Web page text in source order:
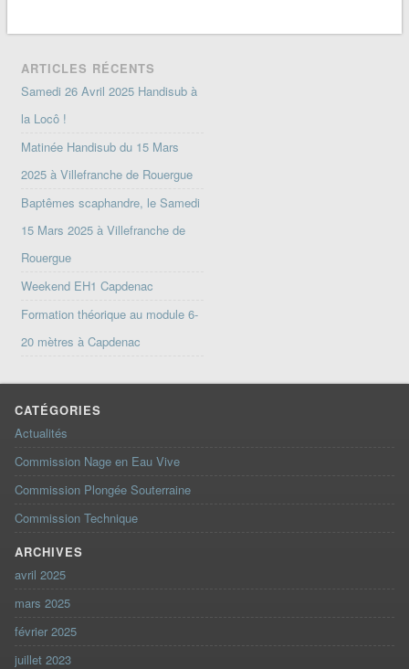
ARTICLES RÉCENTS
Samedi 26 Avril 2025 Handisub à
la Locô !
Matinée Handisub du 15 Mars
2025 à Villefranche de Rouergue
Baptêmes scaphandre, le Samedi
15 Mars 2025 à Villefranche de
Rouergue
Weekend EH1 Capdenac
Formation théorique au module 6-
20 mètres à Capdenac
CATÉGORIES
Actualités
Commission Nage en Eau Vive
Commission Plongée Souterraine
Commission Technique
ARCHIVES
avril 2025
mars 2025
février 2025
juillet 2023